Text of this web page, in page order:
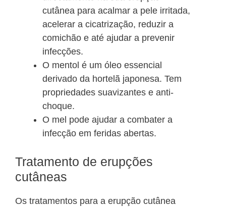
cutânea para acalmar a pele irritada,
acelerar a cicatrização, reduzir a
comichão e até ajudar a prevenir
infecções.
O mentol é um óleo essencial
derivado da hortelã japonesa. Tem
propriedades suavizantes e anti-
choque.
O mel pode ajudar a combater a
infecção em feridas abertas.
Tratamento de erupções
cutâneas
Os tratamentos para a erupção cutânea